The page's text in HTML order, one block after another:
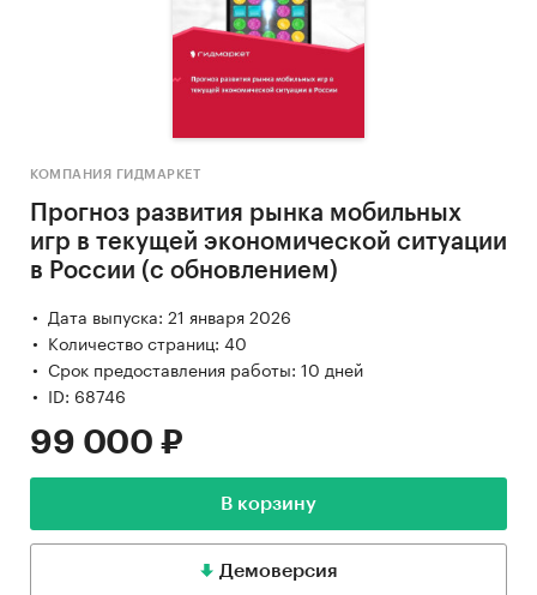
КОМПАНИЯ ГИДМАРКЕТ
Прогноз развития рынка мобильных
игр в текущей экономической ситуации
в России (с обновлением)
Дата выпуска: 21 января 2026
Количество страниц: 40
Срок предоставления работы: 10 дней
ID: 68746
99 000 ₽
В корзину
Демоверсия